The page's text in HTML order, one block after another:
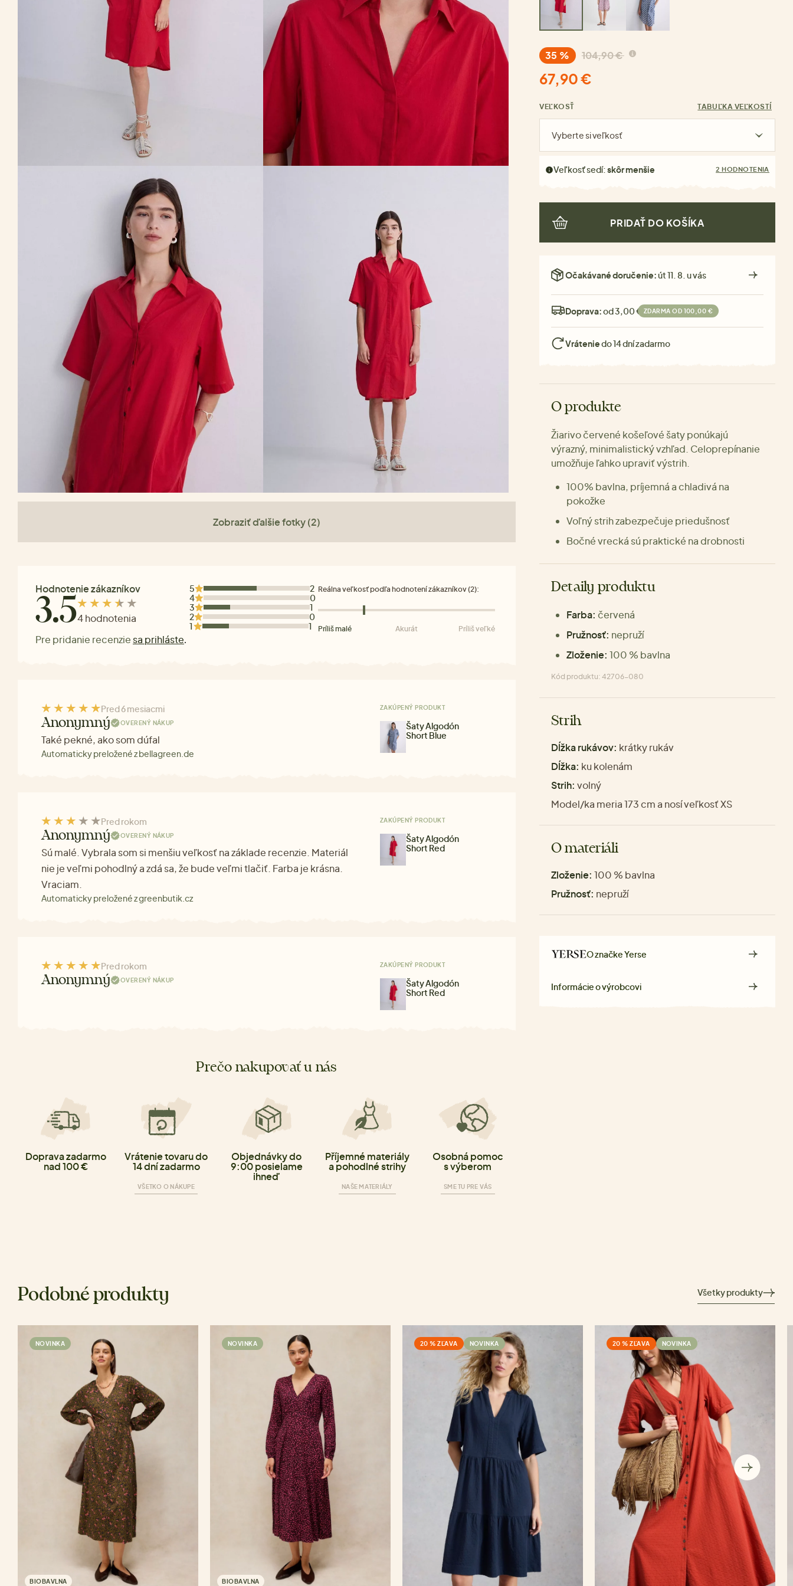
Zobraziť ďalšie fotky (2)
Hodnotenie zákazníkov
3.54 hodnotenia
Pre pridanie recenzie sa prihláste.
5
2
4
0
3
1
2
0
1
1
Reálna veľkosť podľa hodnotení zákazníkov (2):
Príliš malé Akurát Príliš veľké
Pred 6 mesiacmi
Anonymný OVERENÝ NÁKUP
Také pekné, ako som dúfal
Automaticky preložené z bellagreen.de
ZAKÚPENÝ PRODUKT
Šaty Algodón
Short Blue
Pred rokom
Anonymný OVERENÝ NÁKUP
Sú malé. Vybrala som si menšiu veľkosť na základe recenzie. Materiál
nie je veľmi pohodlný a zdá sa, že bude veľmi tlačiť. Farba je krásna.
Vraciam.
Automaticky preložené z greenbutik.cz
ZAKÚPENÝ PRODUKT
Šaty Algodón
Short Red
Pred rokom
Anonymný OVERENÝ NÁKUP
ZAKÚPENÝ PRODUKT
Šaty Algodón
Short Red
Prečo nakupovať u nás
Doprava zadarmo
nad 100 €
Vrátenie tovaru do
14 dní zadarmo
VŠETKO O NÁKUPE
Objednávky do
9:00 posielame
ihneď
Příjemné materiály
a pohodlné strihy
NAŠE MATERIÁLY
Osobná pomoc
s výberom
SME TU PRE VÁS
35 % 104,90 €
67,90 €
VEĽKOSŤ TABUĽKA VEĽKOSTÍ
Vyberte si veľkosť
Veľkosť sedí:skôr menšie 2 HODNOTENIA
PRIDAŤ DO KOŠÍKA
Očakávané doručenie:út 11. 8. u vás
Doprava:od 3,00 € ZDARMA OD 100,00 €
Vráteniedo 14 dní zadarmo
O produkte
Žiarivo červené košeľové šaty ponúkajú
výrazný, minimalistický vzhľad. Celoprepínanie
umožňuje ľahko upraviť výstrih.
100% bavlna, príjemná a chladivá na
pokožke
Voľný strih zabezpečuje priedušnosť
Bočné vrecká sú praktické na drobnosti
Detaily produktu
Farba: červená
Pružnosť: nepruží
Zloženie: 100 % bavlna
Kód produktu: 42706-080
Strih
Dĺžka rukávov: krátky rukáv
Dĺžka: ku kolenám
Strih: volný
Model/ka meria 173 cm a nosí veľkosť XS
O materiáli
Zloženie: 100 % bavlna
Pružnosť: nepruží
O značkeYerse
Informácie o výrobcovi
Podobné produkty Všetky produkty
NOVINKA
BIOBAVLNA
NOVINKA
BIOBAVLNA
20 % ZĽAVA NOVINKA 20 % ZĽAVA NOVINKA